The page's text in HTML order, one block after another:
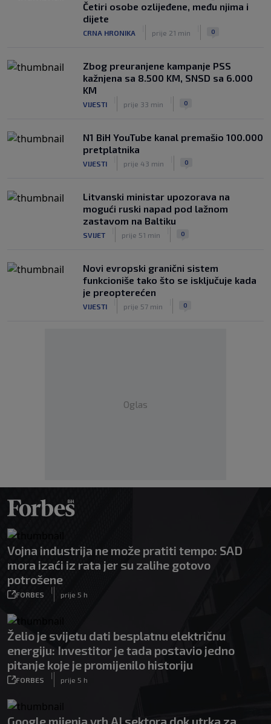
Četiri osobe ozlijeđene, među njima i
dijete
CRNA HRONIKA prije 21 min 0
Zbog preuranjene kampanje PSS
kažnjena sa 8.500 KM, SNSD sa 6.000
KM
VIJESTI prije 33 min 0
N1 BiH YouTube kanal premašio 100.000
pretplatnika
VIJESTI prije 43 min 0
Litvanski ministar upozorava na
mogući ruski napad pod lažnom
zastavom na Baltiku
SVIJET prije 51 min 0
Novi evropski granični sistem
funkcioniše tako što se isključuje kada
je preopterećen
VIJESTI prije 57 min 0
Oglas
Vojna industrija ne može pratiti tempo: SAD
mora izaći iz rata jer su zalihe gotovo
potrošene
FORBES
|
prije 5 h
Želio je svijetu dati besplatnu električnu
energiju: Investitor je tada postavio jedno
pitanje koje je promijenilo historiju
FORBES
|
prije 5 h
Google mijenja vrh AI sektora dok utrka za